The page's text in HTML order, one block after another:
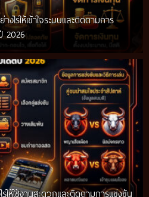
ไรให้เข้าใจระบบและติดตามการ
2026
ห้ใช้งานสะดวกและติดตามการแข่งขัน